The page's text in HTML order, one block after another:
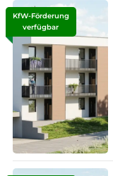
KfW-Förderung
verfügbar